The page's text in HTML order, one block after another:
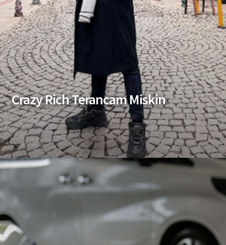
Crazy Rich Terancam Miskin